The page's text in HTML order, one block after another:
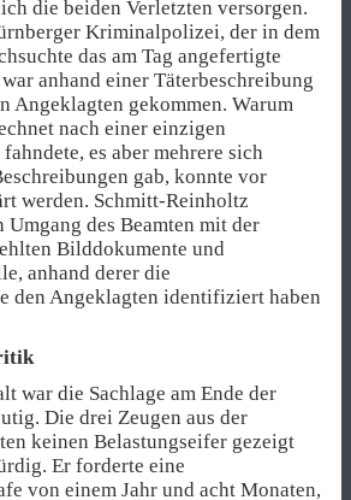
die beiden Verletzten versorgen.
Kriminalpolizei, der in dem
das am Tag angefertigte
anhand einer Täterbeschreibung
Angeklagten gekommen. Warum
nach einer einzigen
es aber mehrere sich
gab, konnte vor
werden. Schmitt-Reinholtz
des Beamten mit der
Bilddokumente und
anhand derer die
den Angeklagten identifiziert haben
war die Sachlage am Ende der
Die drei Zeugen aus der
keinen Belastungseifer gezeigt
Er forderte eine
von einem Jahr und acht Monaten,